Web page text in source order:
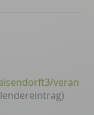
veran